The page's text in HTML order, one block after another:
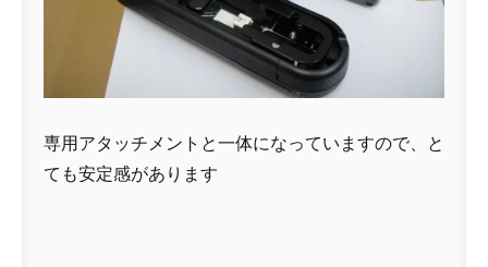
専用アタッチメントと一体になっていますので、と
ても安定感があります